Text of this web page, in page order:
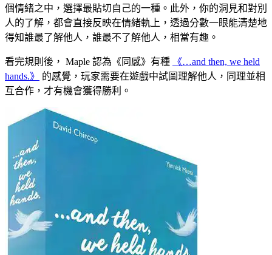
個情緒之中，選擇最貼切自己的一種。此外，你的洞見和對別
人的了解，都會直接反映在情緒軌上，透過分數一眼能清楚地
得知誰最了解他人，誰最不了解他人，相當有趣。
看完規則後， Maple 認為《同感》有種
《…and then, we held
hands.》
的感覺，玩家需要在遊戲中試圖理解他人，同理並相
互合作，才有機會獲得勝利。